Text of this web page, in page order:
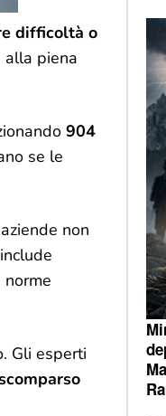
difficoltà o
alla piena
904
se le
non
Gli esperti